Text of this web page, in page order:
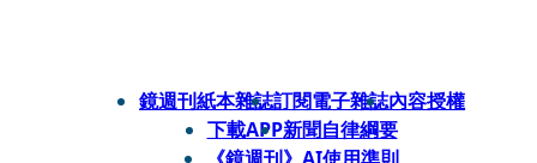
鏡週刊紙本雜誌訂閱電子雜誌內容授權
下載APP新聞自律綱要